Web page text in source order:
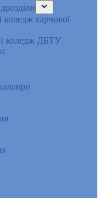
харчової
коледж ДБТУ